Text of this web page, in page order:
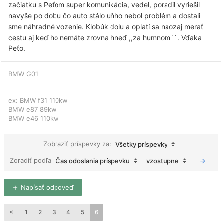
začiatku s Peťom super komunikácia, vedel, poradil vyriešil
navyše po dobu čo auto stálo uňho nebol problém a dostali
sme náhradné vozenie. Klobúk dolu a oplatí sa naozaj merať
cestu aj keď ho nemáte zrovna hneď ,,za humnom´´. Vďaka
Peťo.
BMW G01
ex: BMW f31 110kw
BMW e87 89kw
BMW e46 110kw
Zobraziť príspevky za:
Všetky príspevky
Zoradiť podľa Čas odoslania príspevku vzostupne
Napísať odpoveď
1 2 3 4 5 6